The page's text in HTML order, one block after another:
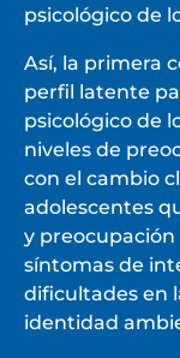
psicológico de
Así, la primera
perfil latente
psicológico de
niveles de
con el cambio
adolescentes
y
síntomas de
dificultades en
identidad